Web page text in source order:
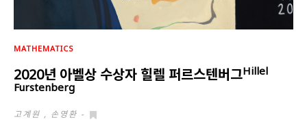
MATHEMATICS
2020년 아벨상 수상자 힐렐 퍼르스텐버그Hillel
Furstenberg
고계원 , 손영환 -